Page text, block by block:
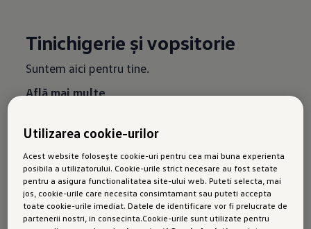
Tinichigerie și vopsitorie
Suntem aici pentru tine.
Află mai multe
Utilizarea cookie-urilor
Acest website folosește cookie-uri pentru cea mai buna experienta
posibila a utilizatorului. Cookie-urile strict necesare au fost setate
pentru a asigura functionalitatea site-ului web. Puteti selecta, mai
jos, cookie-urile care necesita consimtamant sau puteti accepta
toate cookie-urile imediat. Datele de identificare vor fi prelucrate de
partenerii nostri, in consecinta.Cookie-urile sunt utilizate pentru